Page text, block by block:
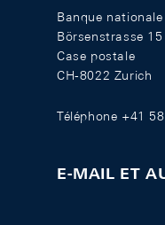
Banque
Börsenstrasse 15
Case postale
CH-8022 Zurich
Téléphone +41
E-MAIL ET